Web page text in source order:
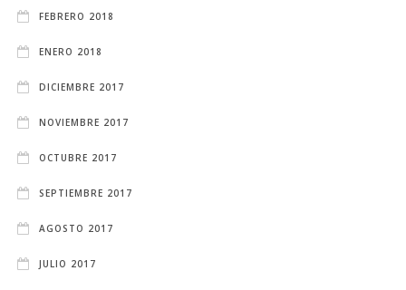
FEBRERO 2018
ENERO 2018
DICIEMBRE 2017
NOVIEMBRE 2017
OCTUBRE 2017
SEPTIEMBRE 2017
AGOSTO 2017
JULIO 2017